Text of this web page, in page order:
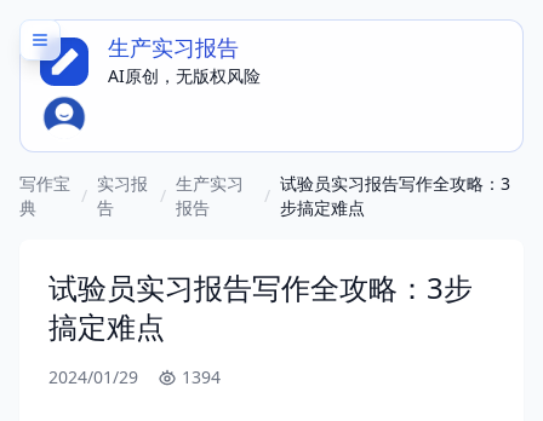
生产实习报告
AI原创，无版权风险
写作宝
典
/
实习报
告
/
生产实习
报告
/
试验员实习报告写作全攻略：3
步搞定难点
试验员实习报告写作全攻略：3步
搞定难点
2024/01/29 1394